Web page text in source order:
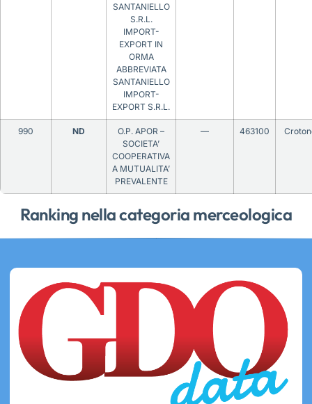
Ranking nella categoria merceologica
SANTANIELLO
S.R.L.
IMPORT-
EXPORT IN
ORMA
ABBREVIATA
SANTANIELLO
IMPORT-
EXPORT S.R.L.
990 ND
O.P. APOR –
SOCIETA’
COOPERATIVA
A MUTUALITA’
PREVALENTE
— 463100